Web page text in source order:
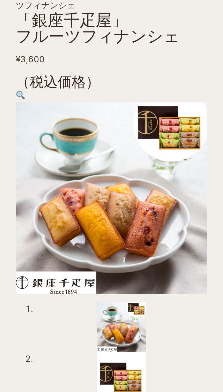
ツフィナンシェ
「銀座千疋屋」
フルーツフィナンシェ
¥3,600
（税込価格）